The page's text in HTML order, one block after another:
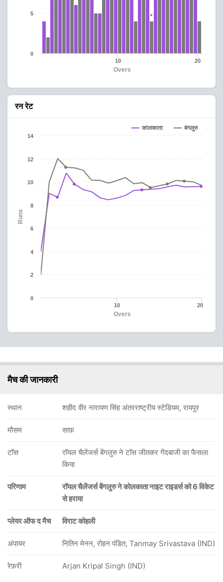
Overs
10 20
0
5
रन रेट
Overs
Runs
कोलकाता बेंगलुरु
10 20
0
2
4
6
8
10
12
14
मैच की जानकारी
स्थान शहीद वीर नारायण सिंह अंतरराष्ट्रीय स्टेडियम, रायपुर
मौसम साफ़
टॉस
रॉयल चैलेंजर्स बेंगलुरु ने टॉस जीतकर गेंदबाजी का फैसला
किया
परिणाम
रॉयल चैलेंजर्स बेंगलुरु ने कोलकाता नाइट राइडर्स को 6 विकेट
से हराया
प्लेयर ऑफ द मैच विराट कोहली
अंपायर नितिन मेनन, रोहन पंडित, Tanmay Srivastava (IND)
रेफ़री Arjan Kripal Singh (IND)